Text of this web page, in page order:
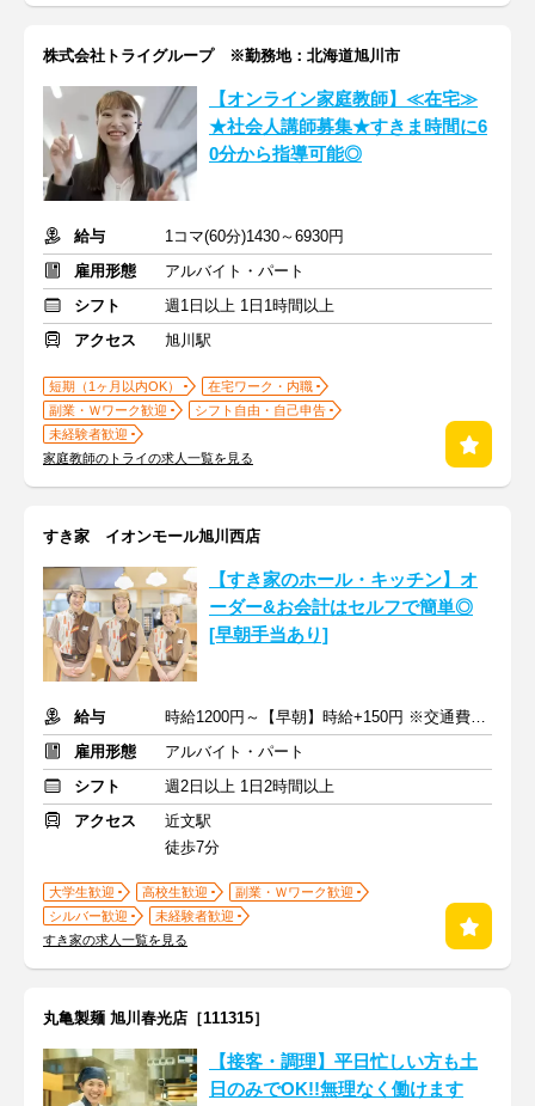
株式会社トライグループ ※勤務地：北海道旭川市
【オンライン家庭教師】≪在宅≫
★社会人講師募集★すきま時間に6
0分から指導可能◎
給与
1コマ(60分)1430～6930円
雇用形態
アルバイト・パート
シフト
週1日以上 1日1時間以上
アクセス
旭川駅
短期（1ヶ月以内OK）
在宅ワーク・内職
副業・Ｗワーク歓迎
シフト自由・自己申告
未経験者歓迎
家庭教師のトライの求人一覧を見る
すき家 イオンモール旭川西店
【すき家のホール・キッチン】オ
ーダー&お会計はセルフで簡単◎
[早朝手当あり]
給与
時給1200円～【早朝】時給+150円 ※交通費支給
雇用形態
アルバイト・パート
シフト
週2日以上 1日2時間以上
アクセス
近文駅
徒歩7分
大学生歓迎 高校生歓迎
副業・Ｗワーク歓迎
シルバー歓迎
未経験者歓迎
すき家の求人一覧を見る
丸亀製麺 旭川春光店［111315］
【接客・調理】平日忙しい方も土
日のみでOK!!無理なく働けます